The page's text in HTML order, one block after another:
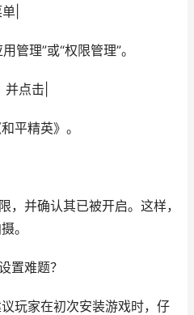
|
管理”或“权限管理”。
点击|
平精英》。
，并确认其已被开启。这样，
。
置难题？
玩家在初次安装游戏时，仔